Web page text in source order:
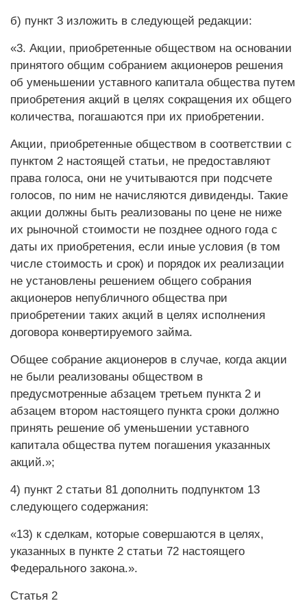
б) пункт 3 изложить в следующей редакции:
«3. Акции, приобретенные обществом на основании
принятого общим собранием акционеров решения
об уменьшении уставного капитала общества путем
приобретения акций в целях сокращения их общего
количества, погашаются при их приобретении.
Акции, приобретенные обществом в соответствии с
пунктом 2 настоящей статьи, не предоставляют
права голоса, они не учитываются при подсчете
голосов, по ним не начисляются дивиденды. Такие
акции должны быть реализованы по цене не ниже
их рыночной стоимости не позднее одного года с
даты их приобретения, если иные условия (в том
числе стоимость и срок) и порядок их реализации
не установлены решением общего собрания
акционеров непубличного общества при
приобретении таких акций в целях исполнения
договора конвертируемого займа.
Общее собрание акционеров в случае, когда акции
не были реализованы обществом в
предусмотренные абзацем третьем пункта 2 и
абзацем втором настоящего пункта сроки должно
принять решение об уменьшении уставного
капитала общества путем погашения указанных
акций.»;
4) пункт 2 статьи 81 дополнить подпунктом 13
следующего содержания:
«13) к сделкам, которые совершаются в целях,
указанных в пункте 2 статьи 72 настоящего
Федерального закона.».
Статья 2